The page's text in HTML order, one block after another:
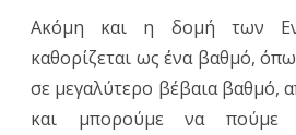
Ακόμη και η δομή των
καθορίζεται ως ένα βαθμό,
σε μεγαλύτερο βέβαια βαθμό,
και μπορούμε να πούμε